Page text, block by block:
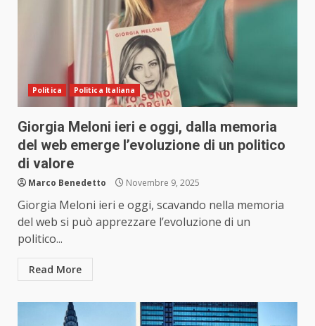
Politica Politica Italiana
Giorgia Meloni ieri e oggi, dalla memoria
del web emerge l’evoluzione di un politico
di valore
Marco Benedetto Novembre 9, 2025
Giorgia Meloni ieri e oggi, scavando nella memoria
del web si può apprezzare l’evoluzione di un
politico...
Read More